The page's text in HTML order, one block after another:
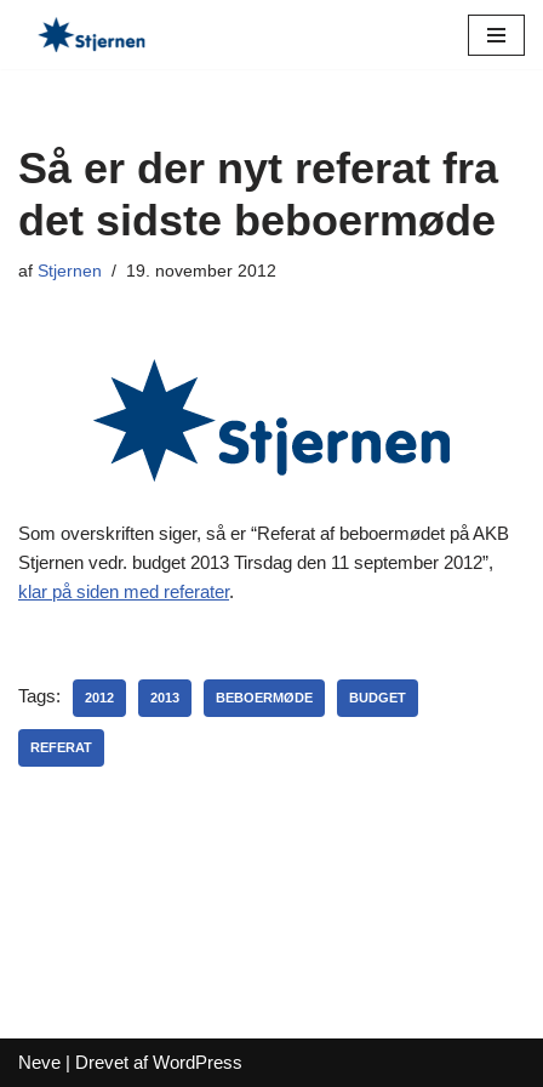
Så er der nyt referat fra
det sidste beboermøde
af Stjernen 19. november 2012
Som overskriften siger, så er “Referat af beboermødet på AKB
Stjernen vedr. budget 2013 Tirsdag den 11 september 2012”,
klar på siden med referater.
Tags: 2012 2013 BEBOERMØDE BUDGET
REFERAT
Neve | Drevet afWordPress